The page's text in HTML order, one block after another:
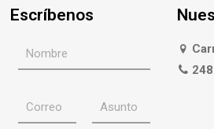
Escríbenos